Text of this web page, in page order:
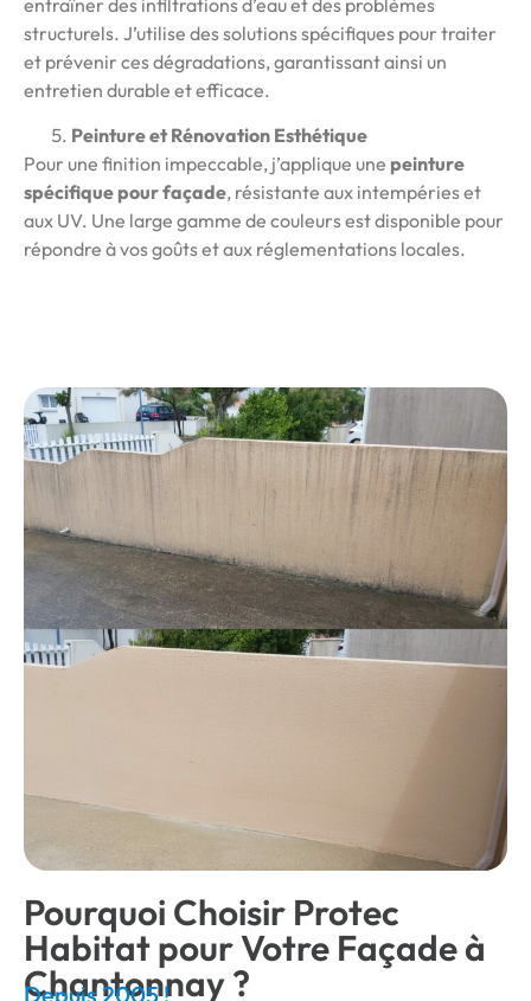
structurels. J’utilise des solutions spécifiques pour traiter
et prévenir ces dégradations, garantissant ainsi un
entretien durable et efficace.
Peinture et Rénovation Esthétique
Pour une finition impeccable, j’applique une peinture
spécifique pour façade, résistante aux intempéries et
aux UV. Une large gamme de couleurs est disponible pour
répondre à vos goûts et aux réglementations locales.
Pourquoi Choisir Protec
Habitat pour Votre Façade à
Chantonnay ?
Depuis 2005 !